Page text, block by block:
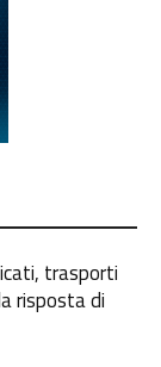
trasporti
risposta di